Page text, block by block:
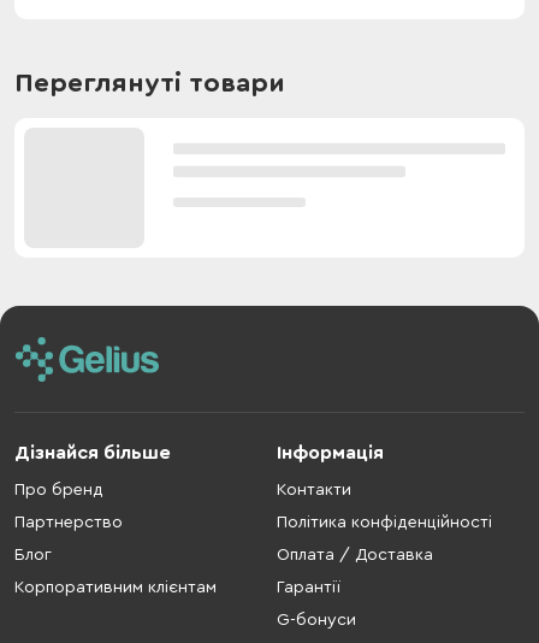
Переглянуті товари
Дізнайся більше
Про бренд
Партнерство
Блог
Корпоративним клієнтам
Інформація
Контакти
Політика конфіденційності
Оплата / Доставка
Гарантії
G-бонуси